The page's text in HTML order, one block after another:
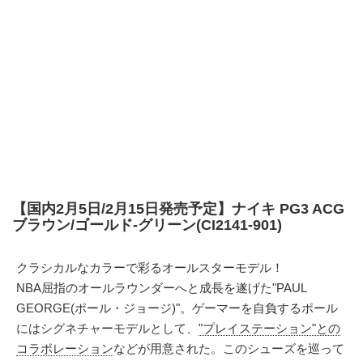
【国内2月5日/2月15日発売予定】ナイキ PG3 ACG
ブラウン/ゴールド-グリーン(CI2141-901)
クラシカルなカラーで彩るオールスターモデル！
NBA屈指のオールラウンダーへと成長を遂げた"PAUL
GEORGE(ポール・ジョージ)"。ゲーマーを自負するポール
にはシグネチャーモデルとして、 "プレイステーション"との
コラボレーションなどが用意された。このシューズを巡って